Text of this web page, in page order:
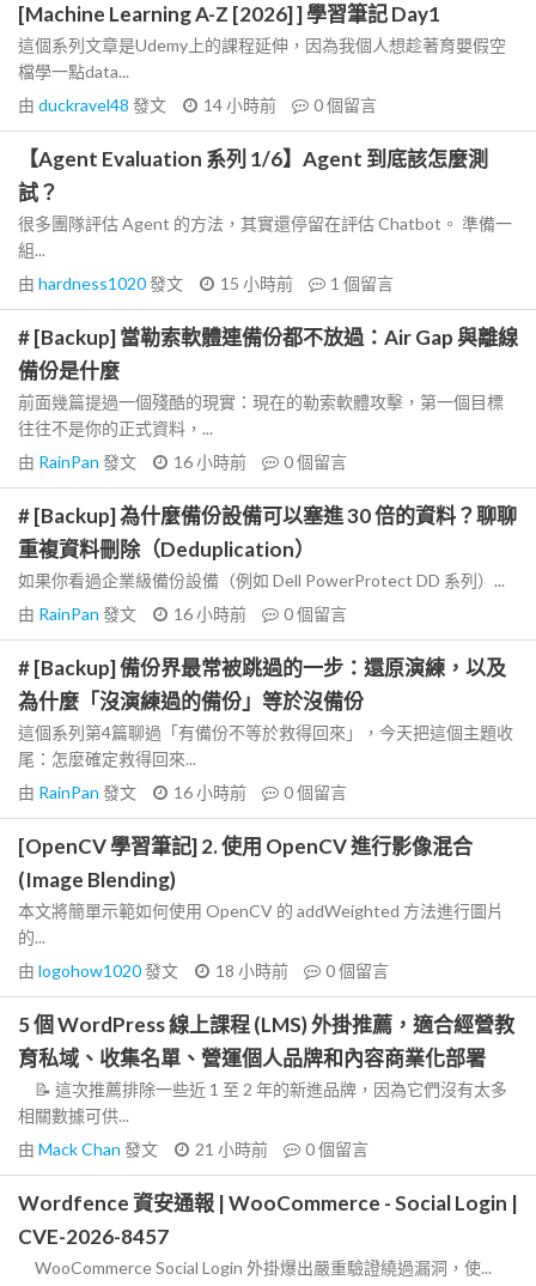
[Machine Learning A-Z [2026] ] 學習筆記 Day1
這個系列文章是Udemy上的課程延伸，因為我個人想趁著育嬰假空
檔學一點data...
由 duckravel48 發文 14 小時前 0個留言
【Agent Evaluation 系列 1/6】Agent 到底該怎麼測
試？
很多團隊評估 Agent 的方法，其實還停留在評估 Chatbot。 準備一
組...
由 hardness1020發文 15 小時前 1 個留言
# [Backup] 當勒索軟體連備份都不放過：Air Gap 與離線
備份是什麼
前面幾篇提過一個殘酷的現實：現在的勒索軟體攻擊，第一個目標
往往不是你的正式資料，...
由 RainPan 發文 16 小時前 0個留言
# [Backup] 為什麼備份設備可以塞進 30 倍的資料？聊聊
重複資料刪除（Deduplication）
如果你看過企業級備份設備（例如 Dell PowerProtect DD 系列）...
由 RainPan 發文 16 小時前 0個留言
# [Backup] 備份界最常被跳過的一步：還原演練，以及
為什麼「沒演練過的備份」等於沒備份
這個系列第4篇聊過「有備份不等於救得回來」，今天把這個主題收
尾：怎麼確定救得回來...
由 RainPan 發文 16 小時前 0個留言
[OpenCV 學習筆記] 2. 使用 OpenCV 進行影像混合
(Image Blending)
本文將簡單示範如何使用 OpenCV 的 addWeighted 方法進行圖片
的...
由 logohow1020發文 18 小時前 0個留言
5 個 WordPress 線上課程 (LMS) 外掛推薦，適合經營教
育私域、收集名單、營運個人品牌和內容商業化部署
📝 這次推薦排除一些近 1 至 2 年的新進品牌，因為它們沒有太多
相關數據可供...
由 Mack Chan 發文 21 小時前 0個留言
Wordfence 資安通報 | WooCommerce - Social Login |
CVE-2026-8457
WooCommerce Social Login 外掛爆出嚴重驗證繞過漏洞，使...